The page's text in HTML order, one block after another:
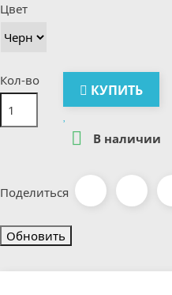
Цвет
Кол-во
КУПИТЬ
 В наличии
Поделиться